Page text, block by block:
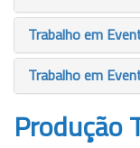
Trabalho em
Trabalho em
Produção